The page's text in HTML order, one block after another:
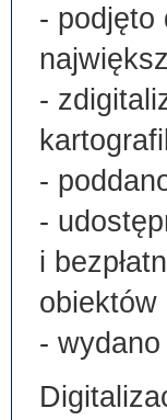
- podjęto
-
-
-
i
obiektów
-